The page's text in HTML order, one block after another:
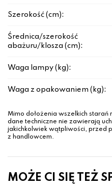
Szerokość (cm):
Średnica/szerokość
abażuru/klosza (cm):
Waga lampy (kg):
Waga z opakowaniem (kg):
Mimo dołożenia wszelkich
dane techniczne nie zawierają
jakichkolwiek wątpliwości, przed
z handlowcem.
MOŻE CI SIĘ TEŻ